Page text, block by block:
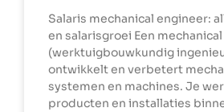
Salaris mechanical engineer:
en salarisgroei Een
(werktuigbouwkundig
ontwikkelt en verbetert
systemen en machines. Je
producten en installaties